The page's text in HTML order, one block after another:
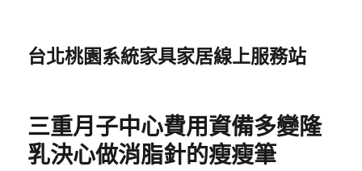
台北桃園系統家具家居線上服務站
三重月子中心費用資備多變隆
乳決心做消脂針的瘦瘦筆